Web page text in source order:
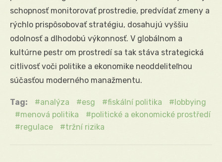
schopnosť monitorovať prostredie, predvídať zmeny a
rýchlo prispôsobovať stratégiu, dosahujú vyššiu
odolnosť a dlhodobú výkonnosť. V globálnom a
kultúrne pestr om prostredí sa tak stáva strategická
citlivosť voči politike a ekonomike neoddeliteľnou
súčasťou moderného manažmentu.
Tag: analýza esg fiskální politika
lobbying
menová politika
politické a ekonomické prostředí
regulace
tržní rizika